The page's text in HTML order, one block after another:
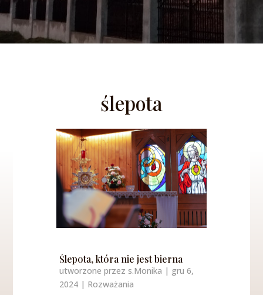
ślepota
Ślepota, która nie jest bierna
utworzone przezs.Monika | gru 6,
2024 | Rozważania